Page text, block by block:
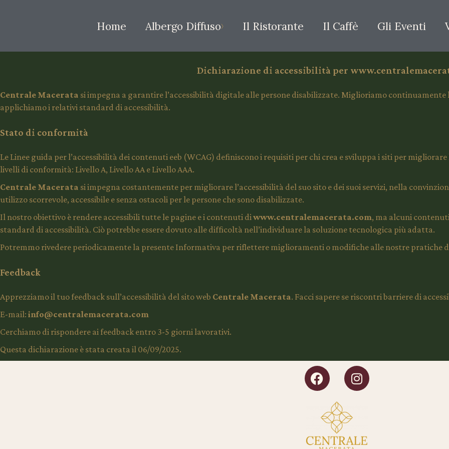
Home Albergo Diffuso Il Ristorante Il Caffè Gli Eventi
Dichiarazione di accessibilità per
Centrale Macerata si impegna a garantire l’accessibilità digitale alle persone disabilizzate. Miglioriamo continuamente
applichiamo i relativi standard di accessibilità.
Stato di conformità
Le Linee guida per l’accessibilità dei contenuti eeb (WCAG) definiscono i requisiti per chi crea e sviluppa i siti per
livelli di conformità: Livello A, Livello AA e Livello AAA.
Centrale Macerata si impegna costantemente per migliorare l’accessibilità del suo sito e dei suoi servizi, nella
utilizzo scorrevole, accessibile e senza ostacoli per le persone che sono disabilizzate.
Il nostro obiettivo è rendere accessibili tutte le pagine e i contenuti diwww.centralemacerata.com, ma alcuni
standard di accessibilità. Ciò potrebbe essere dovuto alle difficoltà nell’individuare la soluzione tecnologica più adatta.
Potremmo rivedere periodicamente la presente Informativa per riflettere miglioramenti o modifiche alle nostre pratiche
Feedback
Apprezziamo il tuo feedback sull’accessibilità del sito web Centrale Macerata. Facci sapere se riscontri barriere di
E-mail: info@centralemacerata.com
Cerchiamo di rispondere ai feedback entro 3-5 giorni lavorativi.
Questa dichiarazione è stata creata il 06/09/2025.